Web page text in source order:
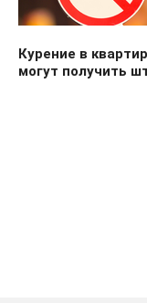
Курение в
могут получить